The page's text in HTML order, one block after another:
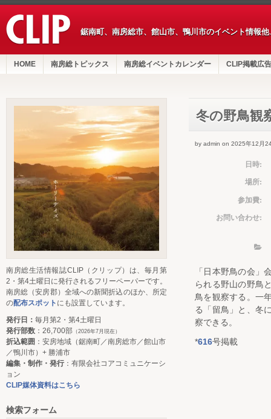
鋸南町、南房総市、館山市、鴨川市のイベント情報
HOME 南房総トピックス 南房総イベントカレンダー CLIP掲載広告
冬の野鳥観
by admin on 2025年12月
日時:
場所:
参加費:
お問い合わせ:
「日本野鳥の会」
られる野山の野鳥
鳥を観察する。一
る「留鳥」と、冬
察できる。
*616号掲載
南房総生活情報誌CLIP（クリップ）は、毎月第
2・第4土曜日に発行されるフリーペーパーです。
南房総（安房郡）全域への新聞折込のほか、所定
の配布スポット にも設置しています。
発行日： 毎月第2・第4土曜日
発行部数 ：26,700部 （2026年7月現在）
折込範囲 ：安房地域（鋸南町／南房総市／館山市
／鴨川市）+ 勝浦市
編集・制作・発行：有限会社コアコミュニケーシ
ョン
CLIP媒体資料はこちら
検索フォーム